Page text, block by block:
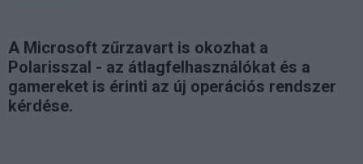
A Microsoft zűrzavart is okozhat a
Polarisszal - az átlagfelhasználókat és a
gamereket is érinti az új operációs rendszer
kérdése.